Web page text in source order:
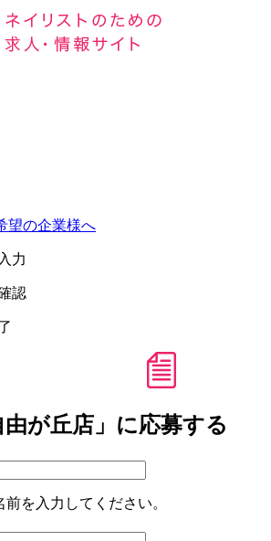
望の企業様へ
力
認
由が丘店」に応募する
前を入力してください。